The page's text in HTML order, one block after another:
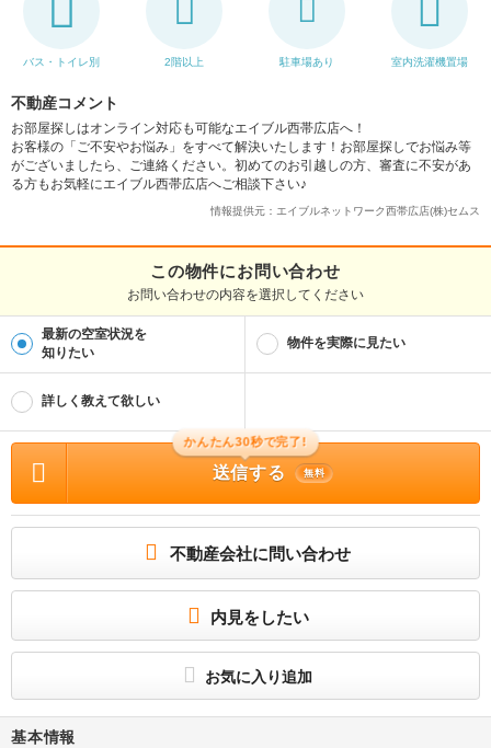
バス・トイレ別 2階以上 駐車場あり 室内洗濯機置場
不動産コメント
お部屋探しはオンライン対応も可能なエイブル西帯広店へ！
お客様の「ご不安やお悩み」をすべて解決いたします！お部屋探しでお悩み等
がございましたら、ご連絡ください。初めてのお引越しの方、審査に不安があ
る方もお気軽にエイブル西帯広店へご相談下さい♪
情報提供元：エイブルネットワーク西帯広店(株)セムス
この物件にお問い合わせ
お問い合わせの内容を選択してください
最新の空室状況を
知りたい
物件を実際に見たい
詳しく教えて欲しい
かんたん30秒で完了!
送信する 無料
不動産会社に問い合わせ
内見をしたい
お気に入り追加
基本情報